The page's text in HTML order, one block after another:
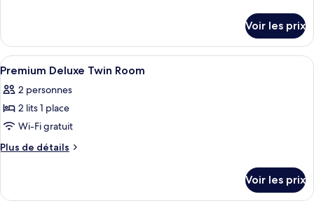
chambre :
Deluxe
Double
Room
le
type
de
Deluxe
Double
Voir les prix
Afficher
toutes
les
photos
pour
ce
chambre :
Minibar, coffres-forts dans les
9
Premium Deluxe Twin Room
2 personnes
2 lits 1 place
Wi-Fi gratuit
Plus de détails
Plus
le
Voir les prix